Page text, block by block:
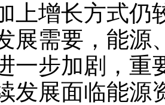
上增长方式仍
展需要，能源
一步加剧，重
发展面临能源